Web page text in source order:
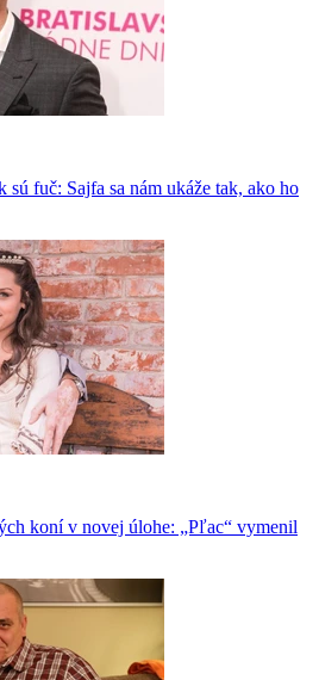
sú fuč: Sajfa sa nám ukáže tak, ako ho
koní v novej úlohe: „Pľac“ vymenil